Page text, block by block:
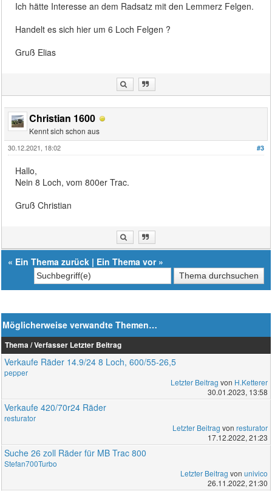
Ich hätte Interesse an dem Radsatz mit den Lemmerz Felgen.
Handelt es sich hier um 6 Loch Felgen ?
Gruß Elias
Christian 1600
Kennt sich schon aus
#3
30.12.2021, 18:02
Hallo,
Nein 8 Loch, vom 800er Trac.
Gruß Christian
« Ein Thema zurück | Ein Thema vor»
Möglicherweise verwandte Themen…
Thema / Verfasser Letzter Beitrag
Verkaufe Räder 14.9/24 8 Loch, 600/55-26,5
pepper
Letzter Beitrag von H.Ketterer
30.01.2023, 13:58
Verkaufe 420/70r24 Räder
resturator
Letzter Beitrag von resturator
17.12.2022, 21:23
Suche 26 zoll Räder für MB Trac 800
Stefan700Turbo
Letzter Beitrag von univico
26.11.2022, 21:30